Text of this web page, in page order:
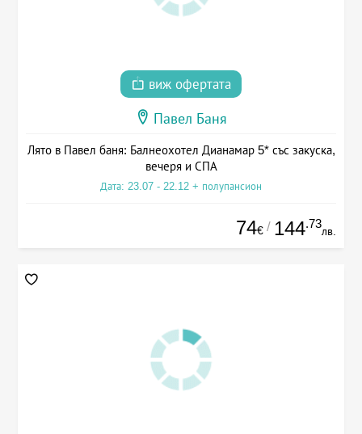
виж офертата
Павел Баня
Лято в Павел баня: Балнеохотел Дианамар 5* със закуска,
вечеря и СПА
Дата: 23.07 - 22.12 + полупансион
74€ / 144.73
лв.